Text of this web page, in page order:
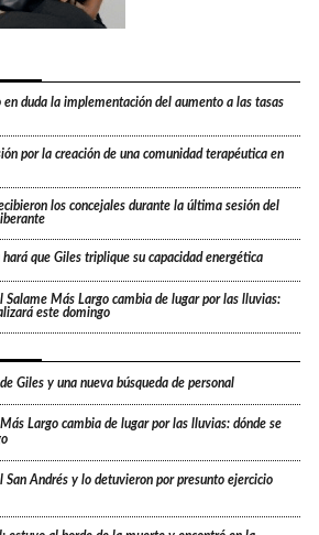
en duda la implementación del aumento a las tasas
por la creación de una comunidad terapéutica en
los concejales durante la última sesión del
que Giles triplique su capacidad energética
Salame Más Largo cambia de lugar por las lluvias:
este domingo
Giles y una nueva búsqueda de personal
Largo cambia de lugar por las lluvias: dónde se
San Andrés y lo detuvieron por presunto ejercicio